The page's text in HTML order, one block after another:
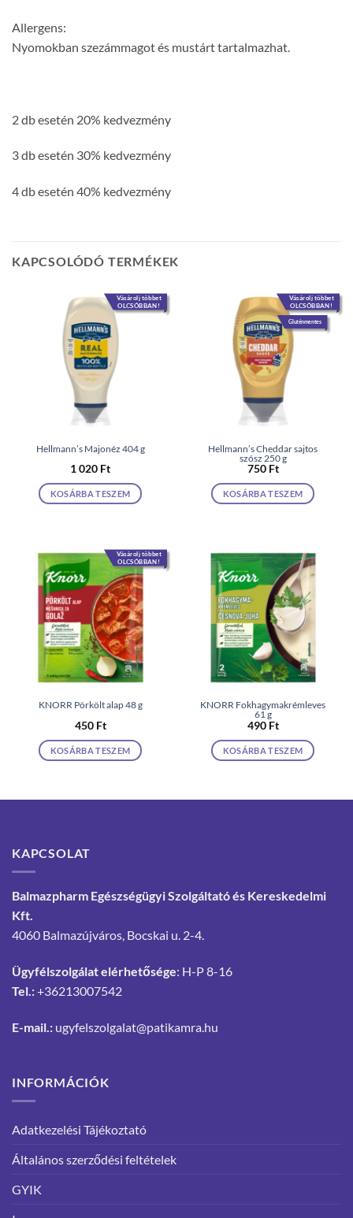
Allergens:
Nyomokban szezámmagot és mustárt tartalmazhat.
2 db esetén 20% kedvezmény
3 db esetén 30% kedvezmény
4 db esetén 40% kedvezmény
KAPCSOLÓDÓ TERMÉKEK
Vásárolj többet
OLCSÓBBAN!
Hellmann’s Majonéz 404 g
1 020 Ft
KOSÁRBA TESZEM
Vásárolj többet
OLCSÓBBAN!
Gluténmentes
Hellmann’s Cheddar sajtos
szósz 250 g
750 Ft
KOSÁRBA TESZEM
Vásárolj többet
OLCSÓBBAN!
KNORR Pörkölt alap 48 g
450 Ft
KOSÁRBA TESZEM
KNORR Fokhagymakrémleves
61 g
490 Ft
KOSÁRBA TESZEM
KAPCSOLAT
Balmazpharm Egészségügyi Szolgáltató és Kereskedelmi
Kft.
4060 Balmazújváros, Bocskai u. 2-4.
Ügyfélszolgálat elérhetősége: H-P 8-16
Tel.:+36213007542
E-mail.: ugyfelszolgalat@patikamra.hu
INFORMÁCIÓK
Adatkezelési Tájékoztató
Általános szerződési feltételek
GYIK